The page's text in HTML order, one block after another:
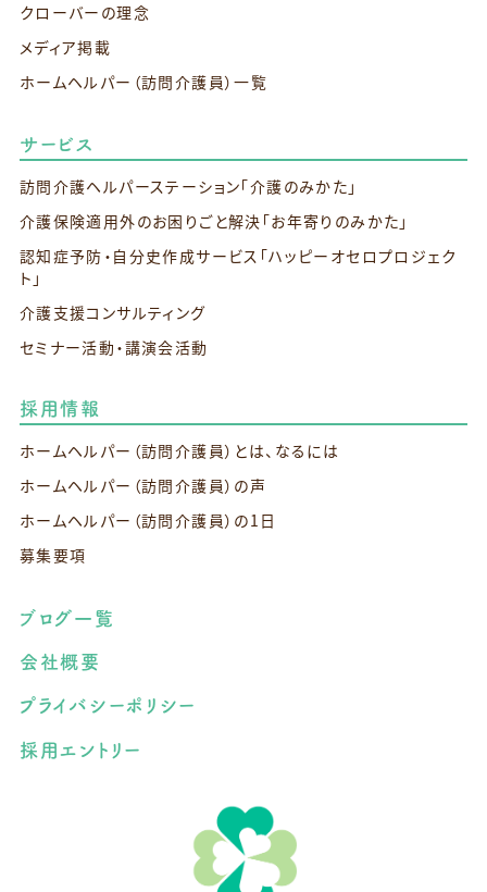
クローバーの理念
メディア掲載
ホームヘルパー（訪問介護員）一覧
サービス
訪問介護ヘルパーステーション「介護のみかた」
介護保険適用外のお困りごと解決 「お年寄りのみかた」
認知症予防・自分史作成サービス 「ハッピーオセロプロジェク
ト」
介護支援コンサルティング
セミナー活動・講演会活動
採用情報
ホームヘルパー（訪問介護員）とは、なるには
ホームヘルパー（訪問介護員）の声
ホームヘルパー（訪問介護員）の1日
募集要項
ブログ一覧
会社概要
プライバシーポリシー
採用エントリー